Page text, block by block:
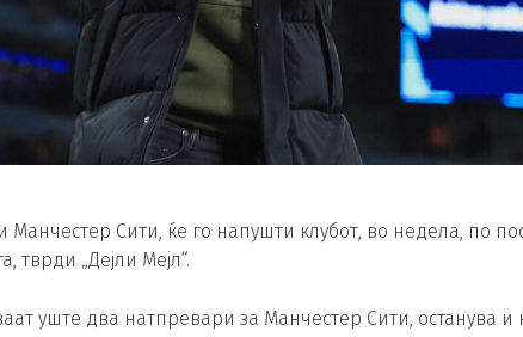
Сити, ќе го напушти клубот, во недела, по
тврди „Дејли Мејл“.
уште два натпревари за Манчестер Сити, останува